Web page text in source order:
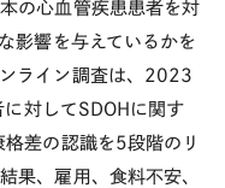
の心血管疾患患者を対
影響を与えているかを
ライン調査は、 2023
に対して SDOH に関す
格差の認識を5段階のリ
果、雇用、食料不安、